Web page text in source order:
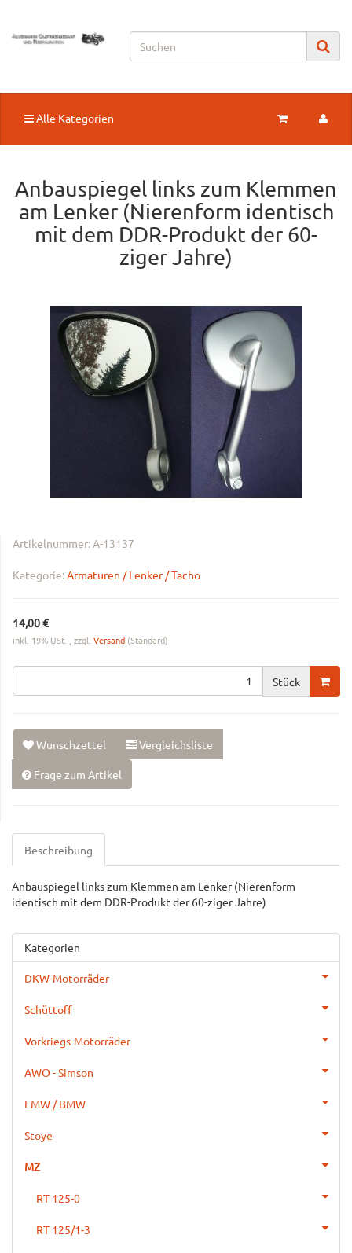
Alle Kategorien
Anbauspiegel links zum Klemmen
am Lenker (Nierenform identisch
mit dem DDR-Produkt der 60-
ziger Jahre)
Artikelnummer:A-13137
Kategorie:Armaturen / Lenker / Tacho
14,00 €
inkl. 19% USt. , zzgl. Versand (Standard)
Stück
Wunschzettel Vergleichsliste
Frage zum Artikel
Beschreibung
Anbauspiegel links zum Klemmen am Lenker (Nierenform
identisch mit dem DDR-Produkt der 60-ziger Jahre)
Kategorien
DKW-Motorräder
Schüttoff
Vorkriegs-Motorräder
AWO - Simson
EMW / BMW
Stoye
MZ
RT 125-0
RT 125/1-3